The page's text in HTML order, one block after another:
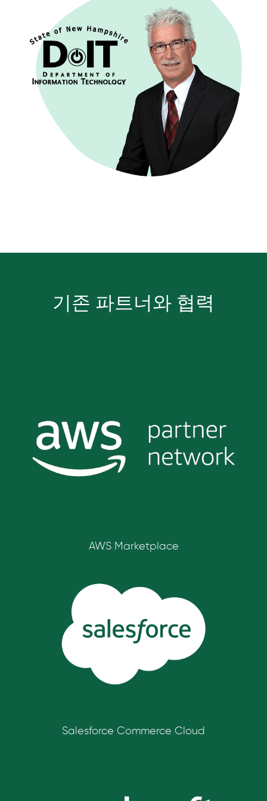
기존 파트너와 협력
AWS Marketplace
Salesforce Commerce Cloud